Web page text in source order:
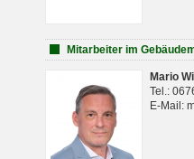
Mitarbeiter im
Mario
Tel.:
E-Mail: